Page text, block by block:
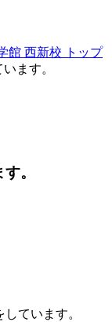
館 西新校 トップ
ます。
。
ています。